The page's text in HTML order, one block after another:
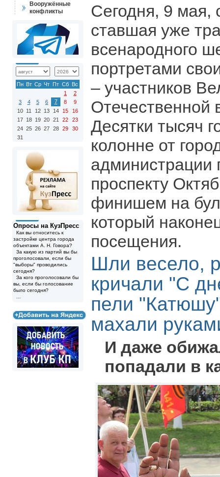
Вооружённые
конфликты
Пн Вт Ср Чт Пт Сб Вс
1
2
3
4 5 6 7 8
9
10 11 12 13 14 15
16
17 18 19 20 21 22
23
24 25 26 27 28 29
30
31
Опросы на КузПресс
Как вы относитесь к
застройке центра города
объектами А. Н. Говора?
За какую из партий вы бы
проголосовали, если бы
"выборы" проводились
сегодня?
За кого проголосовали бы
вы, если бы голосование
было сегодня?
Сегодня, 9 мая,
ставшая уже
всенародного
портретами
– участников
Отечественной
Десятки тысяч
колонне от
администрации
проспекту
финишем на
который
посещения.
Шли весело,
кричали "С
пели
махали
И даже
попадали в